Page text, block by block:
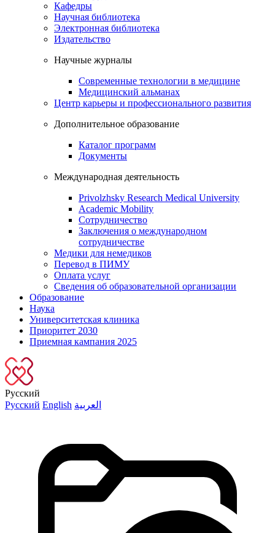
Кафедры
Научная библиотека
Электронная библиотека
Издательство
Научные журналы
Современные технологии в медицине
Медицинский альманах
Центр карьеры и профессионального развития
Дополнительное образование
Каталог программ
Документы
Международная деятельность
Privolzhsky Research Medical University
Academic Mobility
Сотрудничество
Заключения о международном
сотрудничестве
Медики для немедиков
Перевод в ПИМУ
Оплата услуг
Сведения об образовательной организации
Образование
Наука
Университетская клиника
Приоритет 2030
Приемная кампания 2025
Русский
Русский English العربية